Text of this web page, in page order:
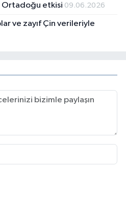
Ortadoğu etkisi 09.06.2026
ve zayıf Çin verileriyle